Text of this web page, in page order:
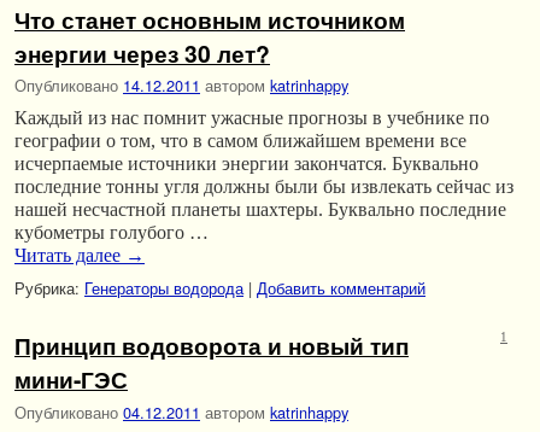
Что станет основным источником
энергии через 30 лет?
Опубликовано 14.12.2011 автором katrinhappy
Каждый из нас помнит ужасные прогнозы в учебнике по
географии о том, что в самом ближайшем времени все
исчерпаемые источники энергии закончатся. Буквально
последние тонны угля должны были бы извлекать сейчас из
нашей несчастной планеты шахтеры. Буквально последние
кубометры голубого …
Читать далее →
Рубрика: Генераторы водорода | Добавить комментарий
Принцип водоворота и новый тип
мини-ГЭС
Опубликовано 04.12.2011 автором katrinhappy
1